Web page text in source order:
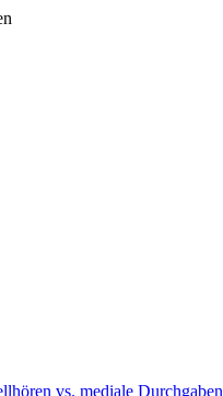
vs. mediale Durchgaben